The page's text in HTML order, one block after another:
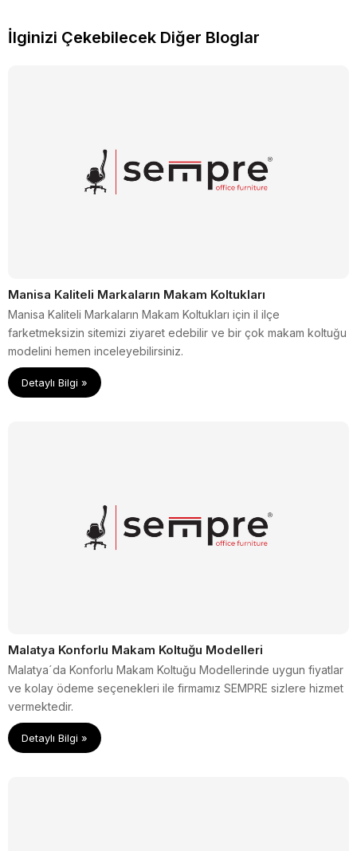
İlginizi Çekebilecek Diğer Bloglar
Manisa Kaliteli Markaların Makam Koltukları
Manisa Kaliteli Markaların Makam Koltukları için il ilçe
farketmeksizin sitemizi ziyaret edebilir ve bir çok makam koltuğu
modelini hemen inceleyebilirsiniz.
Detaylı Bilgi »
Malatya Konforlu Makam Koltuğu Modelleri
Malatya´da Konforlu Makam Koltuğu Modellerinde uygun fiyatlar
ve kolay ödeme seçenekleri ile firmamız SEMPRE sizlere hizmet
vermektedir.
Detaylı Bilgi »